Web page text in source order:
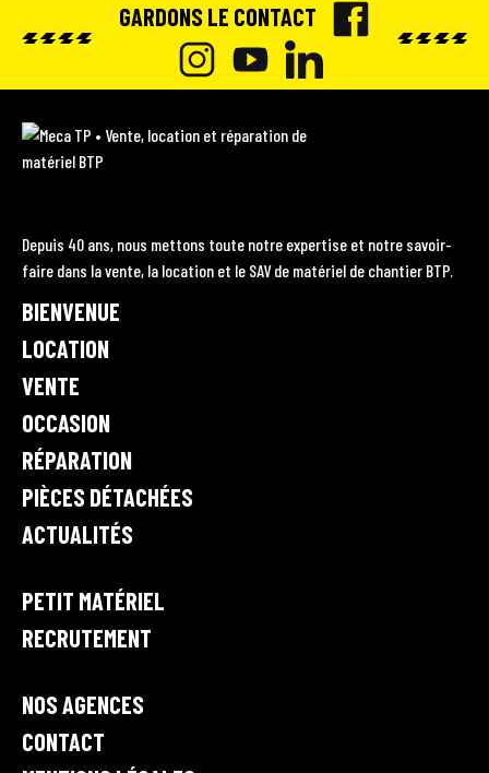
BOUTIQUE
POLITIQUE DE CONFIDENTIALITÉ
GARDONS LE CONTACT
A
O
O
I
N
A
G
Y
O
U
B
L
I
E
D
M
e
T
P
V
e
t
e
,
l
o
c
i
o
t
r
Depuis 40 ans, nous mettons toute notre expertise et notre savoir-
faire dans la vente, la location et le SAV de matériel de chantier BTP.
BIENVENUE
LOCATION
VENTE
OCCASION
RÉPARATION
PIÈCES DÉTACHÉES
ACTUALITÉS
PETIT MATÉRIEL
RECRUTEMENT
NOS AGENCES
CONTACT